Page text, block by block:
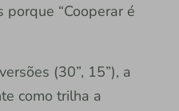
“Cooperar é
(30”, 15”), a
como trilha a